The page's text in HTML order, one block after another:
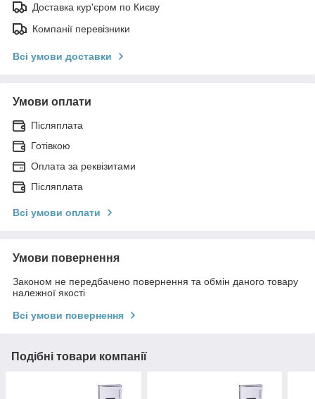
Доставка кур'єром по Києву
Компанії перевізники
Всі умови доставки
Умови оплати
Післяплата
Готівкою
Оплата за реквізитами
Післяплата
Всі умови оплати
Умови повернення
Законом не передбачено повернення та обмін даного товару
належної якості
Всі умови повернення
Подібні товари компанії